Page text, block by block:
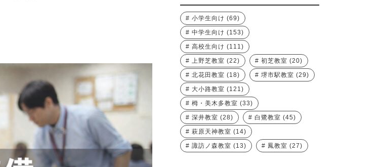
小学生向け (69)
中学生向け (153)
高校生向け (111)
上野芝教室 (22) 初芝教室 (20)
北花田教室 (18) 堺市駅教室 (29)
大小路教室 (121)
栂・美木多教室 (33)
深井教室 (28) 白鷺教室 (45)
萩原天神教室 (14)
諏訪ノ森教室 (13) 鳳教室 (27)